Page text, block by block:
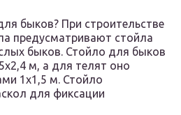
быков? При строительстве
предусматривают стойла
быков. Стойло для быков
м, а для телят оно
1х1,5 м. Стойло
для фиксации